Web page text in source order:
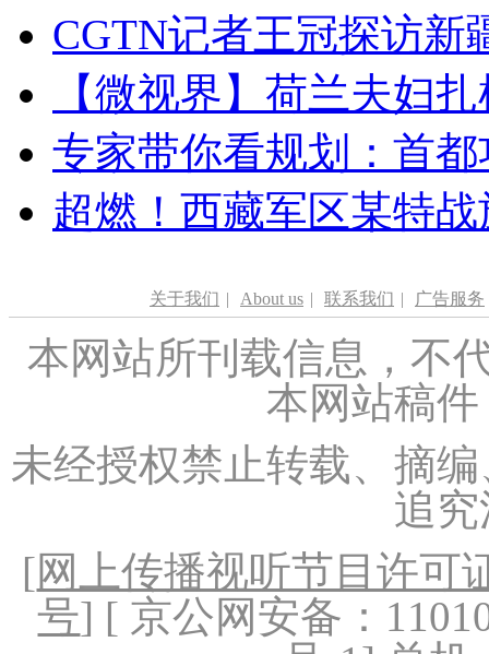
CGTN记者王冠探访新
【微视界】荷兰夫妇
专家带你看规划：首
超燃！西藏军区某特
关于我们 | About us | 联系我们 | 广告服务
本网站所刊载信息，不
本网站稿
未经授权禁止转载、摘
追
[网上传播视听节目许可
号] [ 京公网安备：